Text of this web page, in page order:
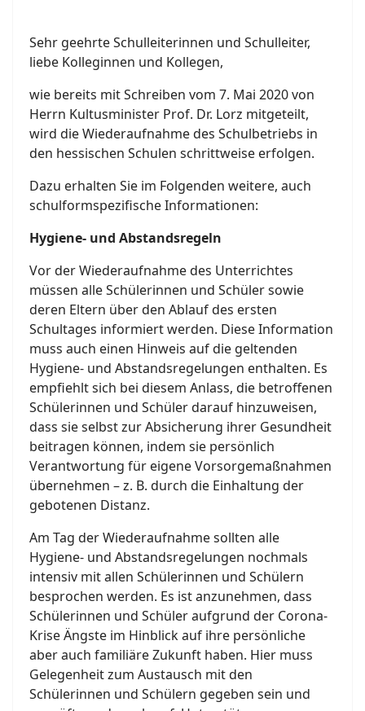
Sehr geehrte Schulleiterinnen und Schulleiter,
liebe Kolleginnen und Kollegen,
wie bereits mit Schreiben vom 7. Mai 2020 von
Herrn Kultusminister Prof. Dr. Lorz mitgeteilt,
wird die Wiederaufnahme des Schulbetriebs in
den hessischen Schulen schrittweise erfolgen.
Dazu erhalten Sie im Folgenden weitere, auch
schulformspezifische Informationen:
Hygiene- und Abstandsregeln
Vor der Wiederaufnahme des Unterrichtes
müssen alle Schülerinnen und Schüler sowie
deren Eltern über den Ablauf des ersten
Schultages informiert werden. Diese Information
muss auch einen Hinweis auf die geltenden
Hygiene- und Abstandsregelungen enthalten. Es
empfiehlt sich bei diesem Anlass, die betroffenen
Schülerinnen und Schüler darauf hinzuweisen,
dass sie selbst zur Absicherung ihrer Gesundheit
beitragen können, indem sie persönlich
Verantwortung für eigene Vorsorgemaßnahmen
übernehmen – z. B. durch die Einhaltung der
gebotenen Distanz.
Am Tag der Wiederaufnahme sollten alle
Hygiene- und Abstandsregelungen nochmals
intensiv mit allen Schülerinnen und Schülern
besprochen werden. Es ist anzunehmen, dass
Schülerinnen und Schüler aufgrund der Corona-
Krise Ängste im Hinblick auf ihre persönliche
aber auch familiäre Zukunft haben. Hier muss
Gelegenheit zum Austausch mit den
Schülerinnen und Schülern gegeben sein und